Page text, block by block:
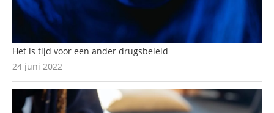
Het is tijd voor een ander drugsbeleid
24 juni 2022